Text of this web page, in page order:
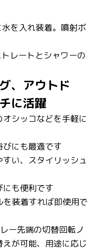
を入れ装着。噴射ボ
レートとシャワーの
、アウトド
に活躍
シッコなどを手軽に
にも最適です
い、スタイリッシュ
も便利です
装着すれば即使用で
ー先端の切替回転ノ
が可能、用途に応じ